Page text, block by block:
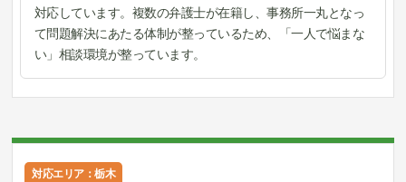
対応しています。複数の弁護士が在籍し、事務所一丸となっ
て問題解決にあたる体制が整っているため、「一人で悩まな
い」相談環境が整っています。
対応エリア：栃木